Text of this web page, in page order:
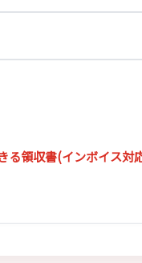
る領収書(インボイス対